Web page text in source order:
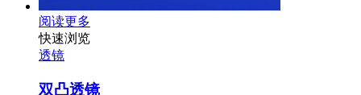
阅读更多
快速浏览
透镜
双凸透镜